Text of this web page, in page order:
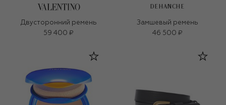
Двусторонний ремень
59 400 ₽
DEHANCHE
Замшевый ремень
46 500 ₽